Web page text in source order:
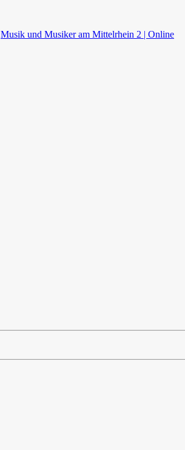
Musik und Musiker am Mittelrhein 2 | Online